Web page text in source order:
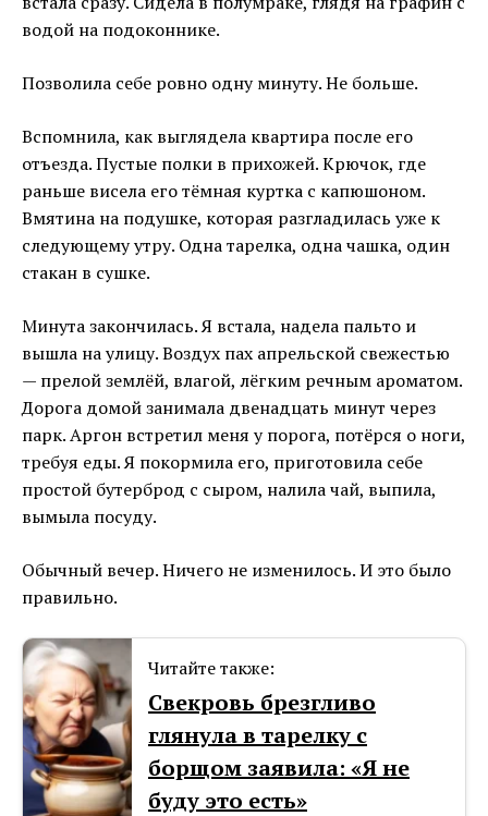
водой на подоконнике.
Позволила себе ровно одну минуту. Не больше.
Вспомнила, как выглядела квартира после его
отъезда. Пустые полки в прихожей. Крючок, где
раньше висела его тёмная куртка с капюшоном.
Вмятина на подушке, которая разгладилась уже к
следующему утру. Одна тарелка, одна чашка, один
стакан в сушке.
Минута закончилась. Я встала, надела пальто и
вышла на улицу. Воздух пах апрельской свежестью
— прелой землёй, влагой, лёгким речным ароматом.
Дорога домой занимала двенадцать минут через
парк. Аргон встретил меня у порога, потёрся о ноги,
требуя еды. Я покормила его, приготовила себе
простой бутерброд с сыром, налила чай, выпила,
вымыла посуду.
Обычный вечер. Ничего не изменилось. И это было
правильно.
Читайте также:
Свекровь брезгливо
глянула в тарелку с
борщом заявила: «Я не
буду это есть»